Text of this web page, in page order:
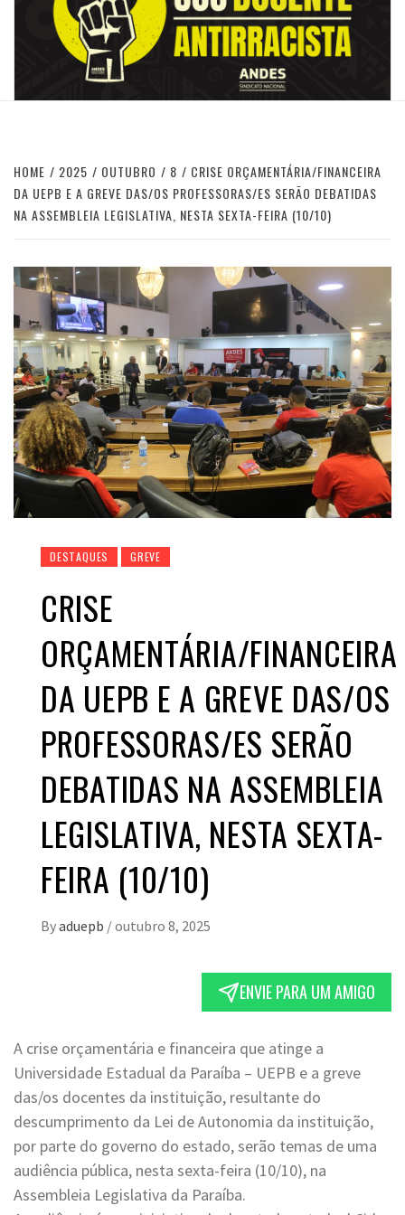
HOME 2025 OUTUBRO 8
CRISE ORÇAMENTÁRIA/FINANCEIRA
DA UEPB E A GREVE DAS/OS PROFESSORAS/ES SERÃO DEBATIDAS
NA ASSEMBLEIA LEGISLATIVA, NESTA SEXTA-FEIRA (10/10)
DESTAQUES GREVE
CRISE
ORÇAMENTÁRIA/FINANCEIRA
DA UEPB E A GREVE DAS/OS
PROFESSORAS/ES SERÃO
DEBATIDAS NA ASSEMBLEIA
LEGISLATIVA, NESTA SEXTA-
FEIRA (10/10)
Byaduepb /outubro 8, 2025
ENVIE PARA UM AMIGO
A crise orçamentária e financeira que atinge a
Universidade Estadual da Paraíba – UEPB e a greve
das/os docentes da instituição, resultante do
descumprimento da Lei de Autonomia da instituição,
por parte do governo do estado, serão temas de uma
audiência pública, nesta sexta-feira (10/10), na
Assembleia Legislativa da Paraíba.